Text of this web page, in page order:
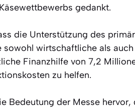
gedankt.
die Unterstützung des
sowohl wirtschaftliche als
Finanzhilfe von 7,2
zu helfen.
Bedeutung der Messe